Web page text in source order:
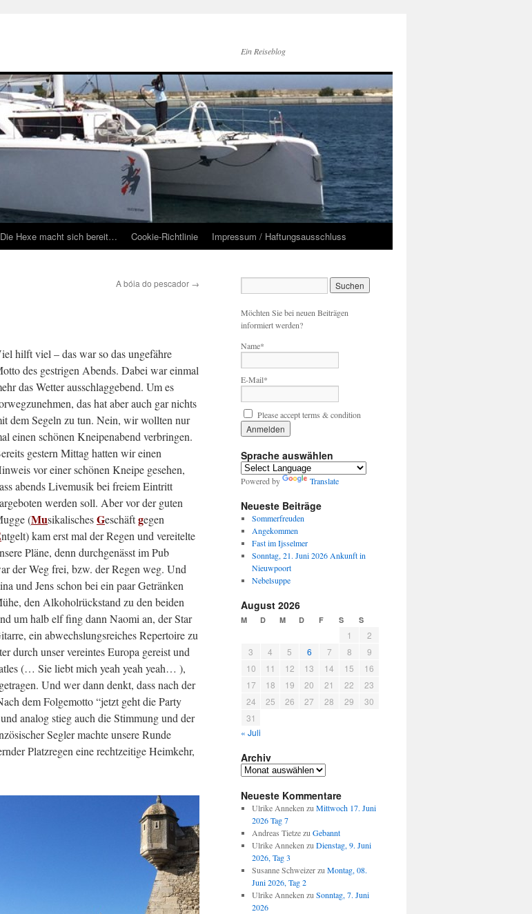
Ein Reiseblog
Die Hexe macht sich bereit… Cookie-Richtlinie Impressum / Haftungsausschluss
A bóia do pescador →
hilft viel – das war so das ungefähre
des gestrigen Abends. Dabei war einmal
das Wetter ausschlaggebend. Um es
das hat aber auch gar nichts
dem Segeln zu tun. Nein, wir wollten nur
einen schönen Kneipenabend verbringen.
gestern Mittag hatten wir einen
vor einer schönen Kneipe gesehen,
abends Livemusik bei freiem Eintritt
werden soll. Aber vor der guten
(MusikalischesGeschäftgegen
ntgelt) kam erst mal der Regen und vereitelte
Pläne, denn durchgenässt im Pub
der Weg frei, bzw. der Regen weg. Und
und Jens schon bei ein paar Getränken
den Alkoholrückstand zu den beiden
um halb elf fing dann Naomi an, der Star
ein abwechslungsreiches Repertoire zu
durch unser vereintes Europa gereist und
(… Sie liebt mich yeah yeah yeah… ),
Und wer dann denkt, dass nach der
dem Folgemotto “jetzt geht die Party
analog stieg auch die Stimmung und der
Segler machte unsere Runde
Platzregen eine rechtzeitige Heimkehr,
Möchten Sie bei neuen Beiträgen
informiert werden?
Name*
E-Mail*
Please accept terms & condition
Sprache auswählen
Powered by Translate
Neueste Beiträge
Sommerfreuden
Angekommen
Fast im Ijsselmer
Sonntag, 21. Juni 2026 Ankunft in
Nieuwpoort
Nebelsuppe
August 2026
M D M D F S S
1
2
3
4 5 6 7 8
9
10
11 12 13 14 15
16
17
18 19 20 21 22
23
24
25 26 27 28 29
30
31
« Juli
Archiv
Archiv
Neueste Kommentare
Ulrike AnnekenzuMittwoch 17. Juni
2026 Tag 7
Andreas TietzezuGebannt
Ulrike AnnekenzuDienstag, 9. Juni
2026, Tag 3
Susanne SchweizerzuMontag, 08.
Juni 2026, Tag 2
Ulrike AnnekenzuSonntag, 7. Juni
2026